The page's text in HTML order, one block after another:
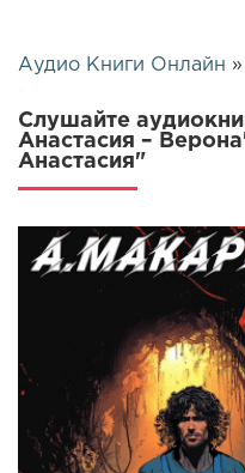
Аудио Книги Онлайн »
Слушайте
Анастасия –
Анастасия"